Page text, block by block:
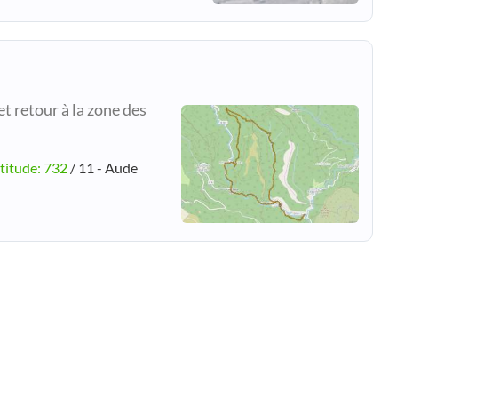
retour à la zone des
732 / 11 - Aude